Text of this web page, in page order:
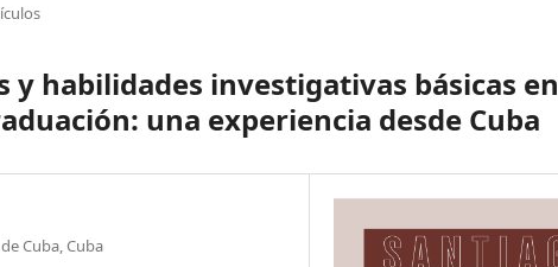
y habilidades investigativas básicas en
una experiencia desde Cuba
Cuba, Cuba